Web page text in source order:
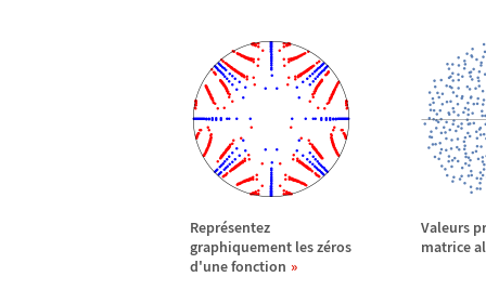
Représentez
graphiquement les zéros
d'une fonction
Valeurs
matrice al